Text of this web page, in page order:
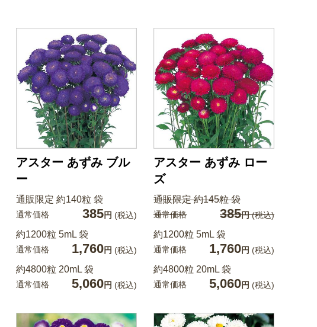
アスター あずみ ブル
ー
通販限定 約140粒 袋
通常価格 385円 (税込)
約1200粒 5mL 袋
通常価格 1,760円 (税込)
約4800粒 20mL 袋
通常価格 5,060円 (税込)
アスター あずみ ロー
ズ
通販限定 約145粒 袋
通常価格 385円(税込)
約1200粒 5mL 袋
通常価格 1,760円 (税込)
約4800粒 20mL 袋
通常価格 5,060円 (税込)